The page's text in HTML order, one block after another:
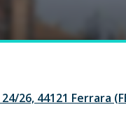
26, 44121 Ferrara